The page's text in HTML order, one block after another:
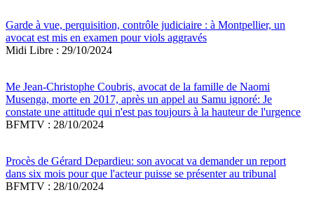
Garde à vue, perquisition, contrôle judiciaire : à Montpellier, un
avocat est mis en examen pour viols aggravés
Midi Libre : 29/10/2024
Me Jean-Christophe Coubris, avocat de la famille de Naomi
Musenga, morte en 2017, après un appel au Samu ignoré: Je
constate une attitude qui n'est pas toujours à la hauteur de l'urgence
BFMTV : 28/10/2024
Procès de Gérard Depardieu: son avocat va demander un report
dans six mois pour que l'acteur puisse se présenter au tribunal
BFMTV : 28/10/2024